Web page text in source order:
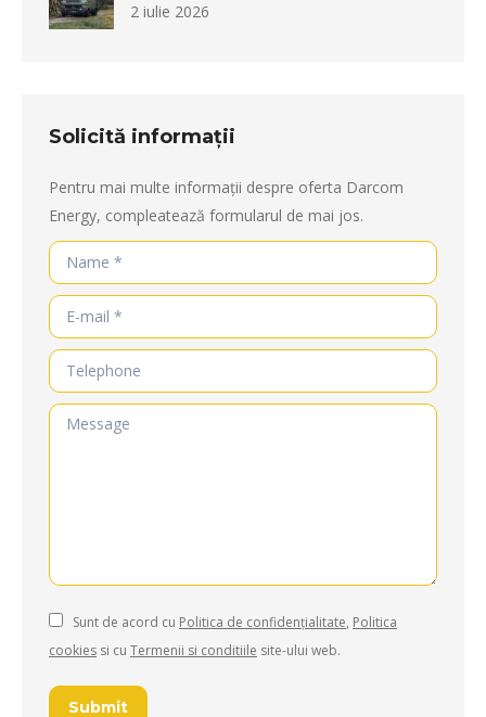
2 iulie 2026
Solicită informații
Pentru mai multe informații despre oferta Darcom
Energy, compleatează formularul de mai jos.
Name *
E-mail *
Telephone
Message
Sunt de acord cu Politica de confidențialitate, Politica
cookies si cu Termenii si conditiile site-ului web.
Submit